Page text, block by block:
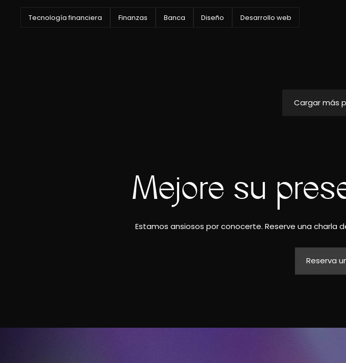
Tecnología financiera Finanzas Banca Diseño Desarrollo web
Cargar más
Mejore su
Estamos ansiosos por conocerte. Reserve una
Reserva